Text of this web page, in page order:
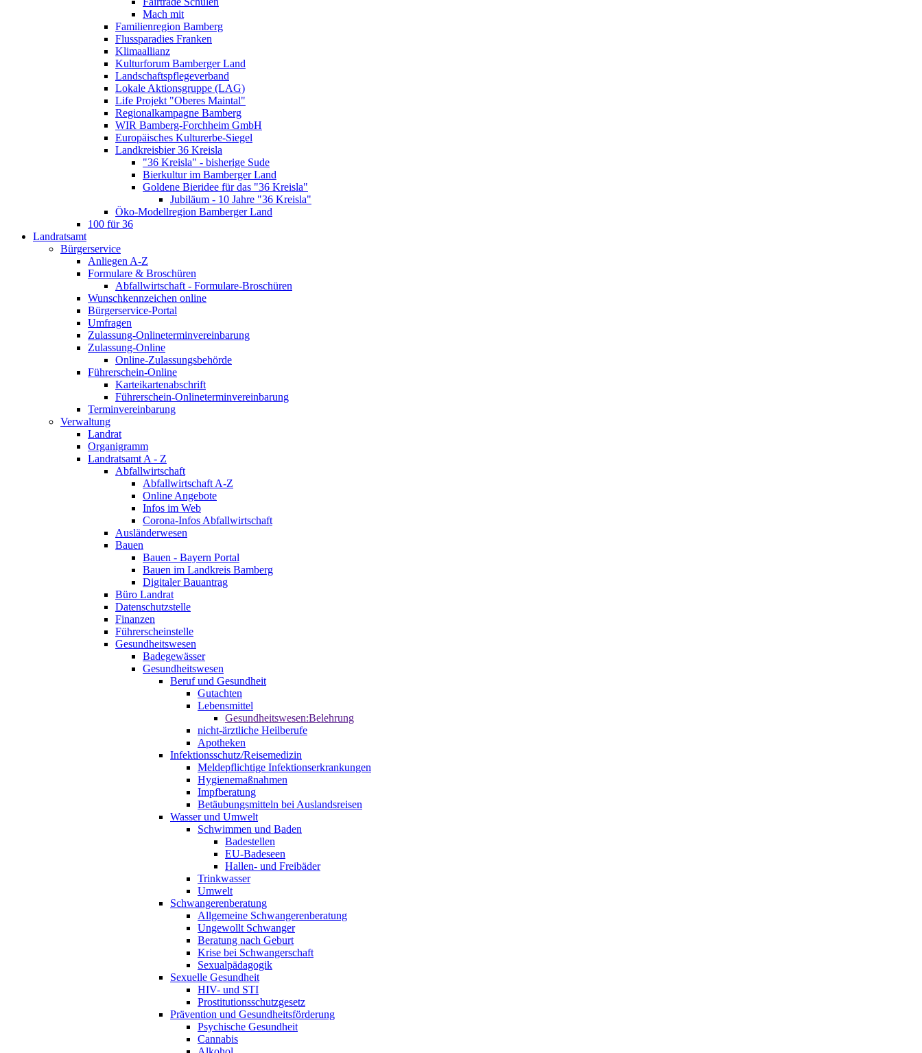
Mach mit
Familienregion Bamberg
Flussparadies Franken
Klimaallianz
Kulturforum Bamberger Land
Landschaftspflegeverband
Lokale Aktionsgruppe (LAG)
Life Projekt "Oberes Maintal"
Regionalkampagne Bamberg
WIR Bamberg-Forchheim GmbH
Europäisches Kulturerbe-Siegel
Landkreisbier 36 Kreisla
"36 Kreisla" - bisherige Sude
Bierkultur im Bamberger Land
Goldene Bieridee für das "36 Kreisla"
Jubiläum - 10 Jahre "36 Kreisla"
Öko-Modellregion Bamberger Land
100 für 36
Landratsamt
Bürgerservice
Anliegen A-Z
Formulare & Broschüren
Abfallwirtschaft - Formulare-Broschüren
Wunschkennzeichen online
Bürgerservice-Portal
Umfragen
Zulassung-Onlineterminvereinbarung
Zulassung-Online
Online-Zulassungsbehörde
Führerschein-Online
Karteikartenabschrift
Führerschein-Onlineterminvereinbarung
Terminvereinbarung
Verwaltung
Landrat
Organigramm
Landratsamt A - Z
Abfallwirtschaft
Abfallwirtschaft A-Z
Online Angebote
Infos im Web
Corona-Infos Abfallwirtschaft
Ausländerwesen
Bauen
Bauen - Bayern Portal
Bauen im Landkreis Bamberg
Digitaler Bauantrag
Büro Landrat
Datenschutzstelle
Finanzen
Führerscheinstelle
Gesundheitswesen
Badegewässer
Gesundheitswesen
Beruf und Gesundheit
Gutachten
Lebensmittel
Gesundheitswesen:Belehrung
nicht-ärztliche Heilberufe
Apotheken
Infektionsschutz/Reisemedizin
Meldepflichtige Infektionserkrankungen
Hygienemaßnahmen
Impfberatung
Betäubungsmitteln bei Auslandsreisen
Wasser und Umwelt
Schwimmen und Baden
Badestellen
EU-Badeseen
Hallen- und Freibäder
Trinkwasser
Umwelt
Schwangerenberatung
Allgemeine Schwangerenberatung
Ungewollt Schwanger
Beratung nach Geburt
Krise bei Schwangerschaft
Sexualpädagogik
Sexuelle Gesundheit
HIV- und STI
Prostitutionsschutzgesetz
Prävention und Gesundheitsförderung
Psychische Gesundheit
Cannabis